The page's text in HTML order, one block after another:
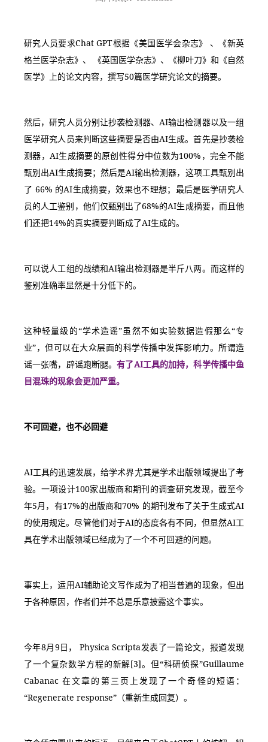
研究人员要求Chat GPT根据《美国医学会杂志》 、《新英
格兰医学杂志》、 《英国医学杂志》、《柳叶刀》和《自然
医学》上的论文内容，撰写50篇医学研究论文的摘要。
然后，研究人员分别让抄袭检测器、AI输出检测器以及一组
医学研究人员来判断这些摘要是否由AI生成。首先是抄袭检
测器，AI生成摘要的原创性得分中位数为100%，完全不能
甄别出AI生成摘要；然后是AI输出检测器，这项工具甄别出
了 66% 的AI生成摘要，效果也不理想；最后是医学研究人
员的人工鉴别，他们仅甄别出了68%的AI生成摘要，而且他
们还把14%的真实摘要判断成了AI生成的。
可以说人工组的战绩和AI输出检测器是半斤八两。而这样的
鉴别准确率显然是十分低下的。
这种轻量级的“学术造谣”虽然不如实验数据造假那么“专
业”，但可以在大众层面的科学传播中发挥影响力。所谓造
谣一张嘴，辟谣跑断腿。有了AI工具的加持，科学传播中鱼
目混珠的现象会更加严重。
不可回避，也不必回避
AI工具的迅速发展，给学术界尤其是学术出版领域提出了考
验。一项设计100家出版商和期刊的调查研究发现，截至今
年5月，有17%的出版商和70% 的期刊发布了关于生成式AI
的使用规定。尽管他们对于AI的态度各有不同，但显然AI工
具在学术出版领域已经成为了一个不可回避的问题。
事实上，运用AI辅助论文写作成为了相当普遍的现象，但出
于各种原因，作者们并不总是乐意披露这个事实。
今年8月9日， Physica Scripta发表了一篇论文，报道发现
了一个复杂数学方程的新解[3]。但“科研侦探”Guillaume
Cabanac 在文章的第三页上发现了一个奇怪的短语：
“Regenerate response”（重新生成回复）。